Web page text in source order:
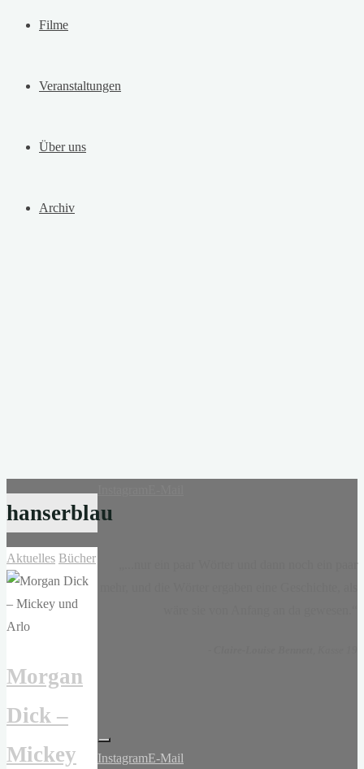
Filme
Veranstaltungen
Über uns
Archiv
hanserblau
Aktuelles Bücher
Morgan
Dick –
Mickey
InstagramE-Mail